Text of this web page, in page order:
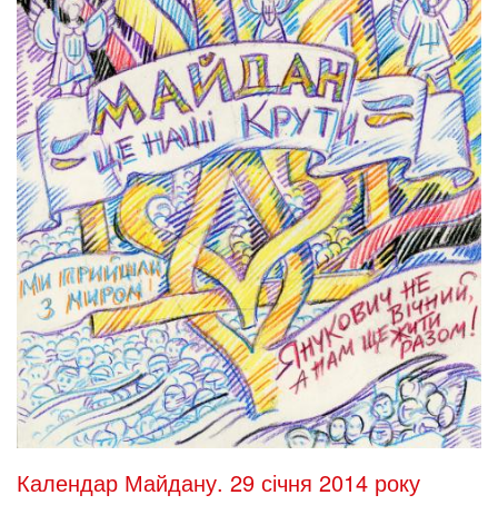
Календар Майдану. 29 січня 2014 року